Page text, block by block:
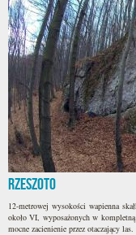
Rzeszoto
12-metrowej wysokości wapienna
około VI, wyposażonych w
mocne zacienienie przez otaczający las.